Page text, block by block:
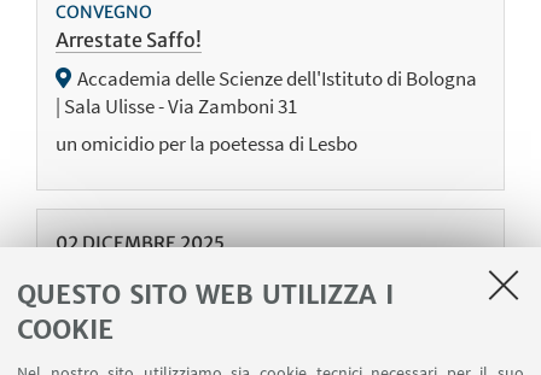
QUESTO SITO WEB UTILIZZA I
COOKIE
CONVEGNO
Arrestate Saffo!
Accademia delle Scienze dell'Istituto di Bologna
| Sala Ulisse - Via Zamboni 31
un omicidio per la poetessa di Lesbo
02DICEMBRE2025
CONVEGNO